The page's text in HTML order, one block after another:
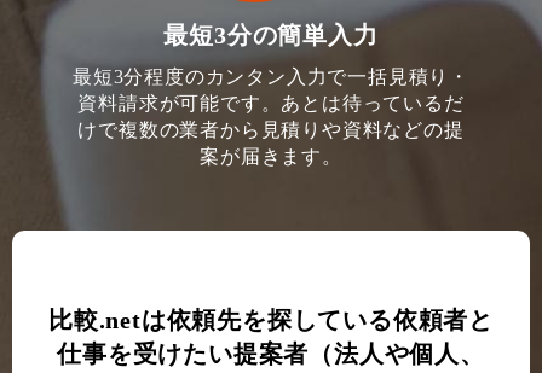
最短3分の簡単入力
最短3分程度のカンタン入力で一括見積り・
資料請求が可能です。あとは待っているだ
けで複数の業者から見積りや資料などの提
案が届きます。
比較.netは依頼先を探している依頼者と
仕事を受けたい提案者（法人や個人、